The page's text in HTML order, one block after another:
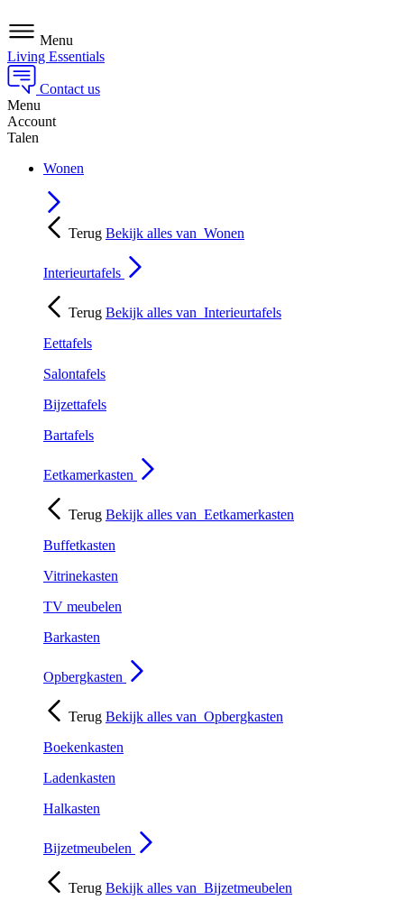
Menu
Living Essentials
Contact us
Menu
Account
Talen
Wonen
Terug Bekijk alles van Wonen
Interieurtafels
Terug Bekijk alles van Interieurtafels
Eettafels
Salontafels
Bijzettafels
Bartafels
Eetkamerkasten
Terug Bekijk alles van Eetkamerkasten
Buffetkasten
Vitrinekasten
TV meubelen
Barkasten
Opbergkasten
Terug Bekijk alles van Opbergkasten
Boekenkasten
Ladenkasten
Halkasten
Bijzetmeubelen
Terug Bekijk alles van Bijzetmeubelen